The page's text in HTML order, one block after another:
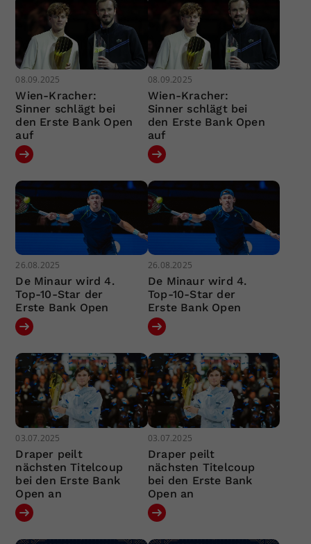
08.09.2025
Wien-Kracher:
Sinner schlägt bei
den Erste Bank Open
auf
08.09.2025
Wien-Kracher:
Sinner schlägt bei
den Erste Bank Open
auf
26.08.2025
De Minaur wird 4.
Top-10-Star der
Erste Bank Open
26.08.2025
De Minaur wird 4.
Top-10-Star der
Erste Bank Open
03.07.2025
Draper peilt
nächsten Titelcoup
bei den Erste Bank
Open an
03.07.2025
Draper peilt
nächsten Titelcoup
bei den Erste Bank
Open an